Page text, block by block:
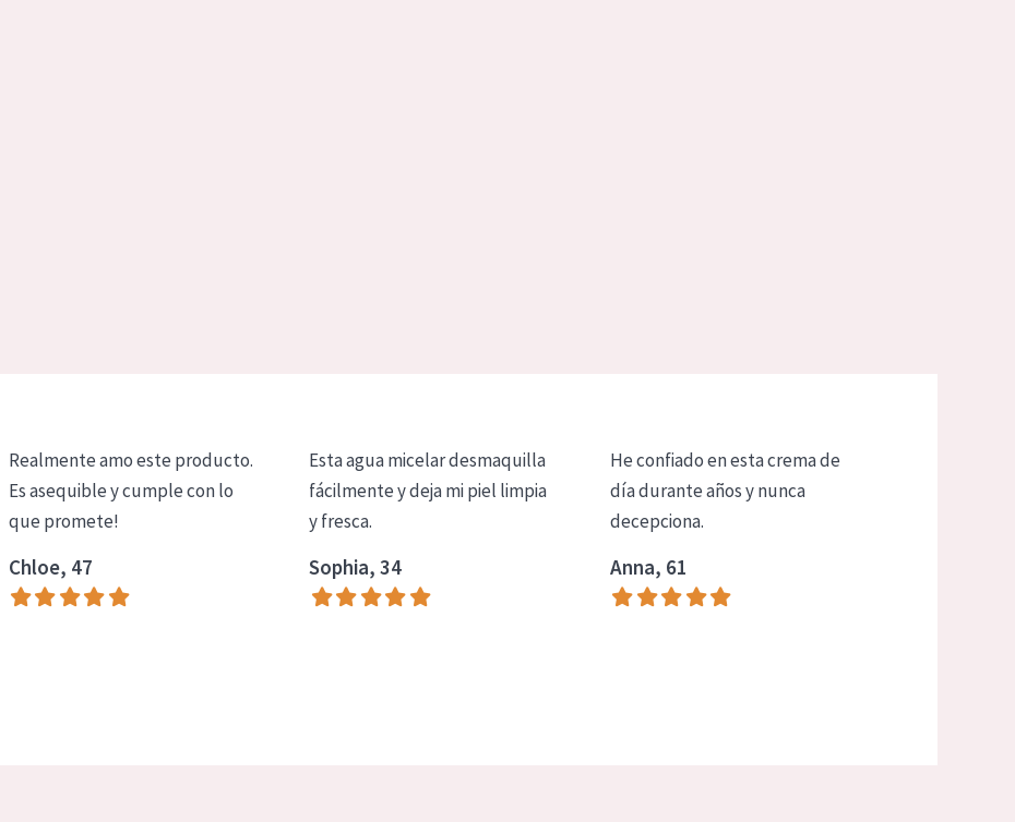
Realmente amo este producto.
Es asequible y cumple con lo
que promete!
Chloe, 47
Esta agua micelar desmaquilla
fácilmente y deja mi piel limpia
y fresca.
Sophia, 34
He confiado en esta crema de
día durante años y nunca
decepciona.
Anna, 61